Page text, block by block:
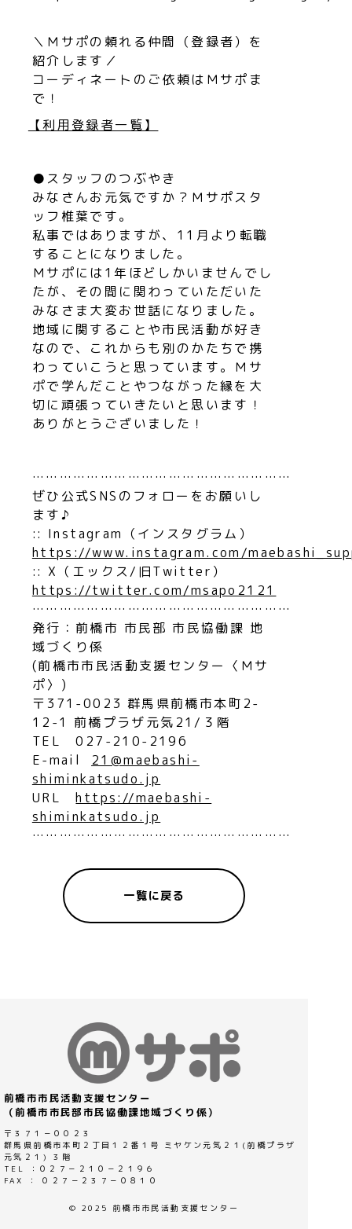
＼Ｍサポの頼れる仲間（登録者）を
紹介します／
コーディネートのご依頼はＭサポま
で！
【利用登録者一覧】
●スタッフのつぶやき
みなさんお元気ですか？Ｍサポスタ
ッフ椎葉です。
私事ではありますが、11月より転職
することになりました。
Ｍサポには1年ほどしかいませんでし
たが、その間に関わっていただいた
みなさま大変お世話になりました。
地域に関することや市民活動が好き
なので、これからも別のかたちで携
わっていこうと思っています。Ｍサ
ポで学んだことやつながった縁を大
切に頑張っていきたいと思います！
ありがとうございました！
…………………………………………………
ぜひ公式SNSのフォローをお願いし
ます♪
:: Instagram（インスタグラム）
https://www.instagram.com/
:: X（エックス/旧Twitter）
https://twitter.com/msapo2121
…………………………………………………
発行：前橋市 市民部 市民協働課 地
域づくり係
(前橋市市民活動支援センター〈Ｍサ
ポ〉)
〒371-0023 群馬県前橋市本町2-
12-1 前橋プラザ元気21/３階
TEL 027-210-2196
E-mail 21@maebashi-
shiminkatsudo.jp
URLhttps://maebashi-
shiminkatsudo.jp
…………………………………………………
一覧に戻る
前橋市市民活動支援センター
（前橋市市民部市民協働課地域づくり係）
〒３７１－００２３
群馬県前橋市本町２丁目１２番１号 ミヤケン元気２１(前橋プラザ
元気２１) ３階
TEL ：０２７－２１０－２１９６
FAX ： ０２７－２３７－０８１０
© 2025 前橋市市民活動支援センター